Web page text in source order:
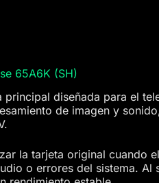
65A6K (SH)
diseñada para el
de imagen y
la tarjeta original cuando
o errores del sistema.